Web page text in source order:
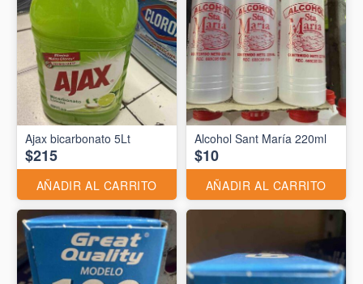
Ajax bicarbonato 5Lt
$215
AÑADIR AL CARRITO
Alcohol Sant María 220ml
$10
AÑADIR AL CARRITO